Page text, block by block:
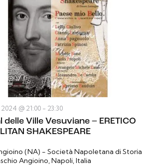
delle Ville Vesuviane – ERETICO
SHAKESPEARE
2024 @ 21:00 - 23:30
(NA) - Società Napoletana di Storia
Angioino, Napoli, Italia